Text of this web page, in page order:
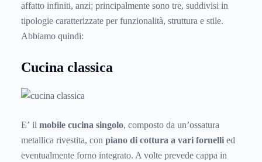
affatto infiniti, anzi; principalmente sono tre, suddivisi in
tipologie caratterizzate per funzionalità, struttura e stile.
Abbiamo quindi:
Cucina classica
E’ il mobile cucina singolo, composto da un’ossatura
metallica rivestita, con piano di cottura a vari fornelli ed
eventualmente forno integrato. A volte prevede cappa in